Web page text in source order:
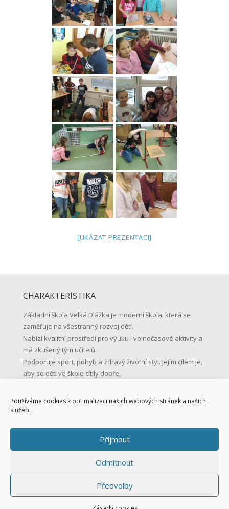
Používáme cookies k optimalizaci našich webových stránek a našich
služeb.
Příjmout
Odmítnout
Předvolby
[UKÁZAT PREZENTACI]
CHARAKTERISTIKA
Základní škola Velká Dlážka je moderní škola, která se
zaměřuje na všestranný rozvoj dětí.
Nabízí kvalitní prostředí pro výuku i volnočasové aktivity a
má zkušený tým učitelů.
Podporuje sport, pohyb a zdravý životní styl. Jejím cílem je,
aby se děti ve škole cítily dobře,
KONTAKTNÍ ÚDAJE
Základní škola Přerov, Velká Dlážka 5
Velká Dlážka 5, 750 02 Přerov
IČO: 47858354
Mob.: 731 128 147
Datová schránka: s8hu3di